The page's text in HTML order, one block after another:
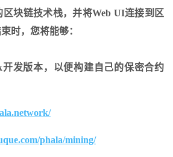
块链技术栈，并将Web UI连接到区
时，您将能够：
开发版本，以便构建自己的保密合约
phala/mining/